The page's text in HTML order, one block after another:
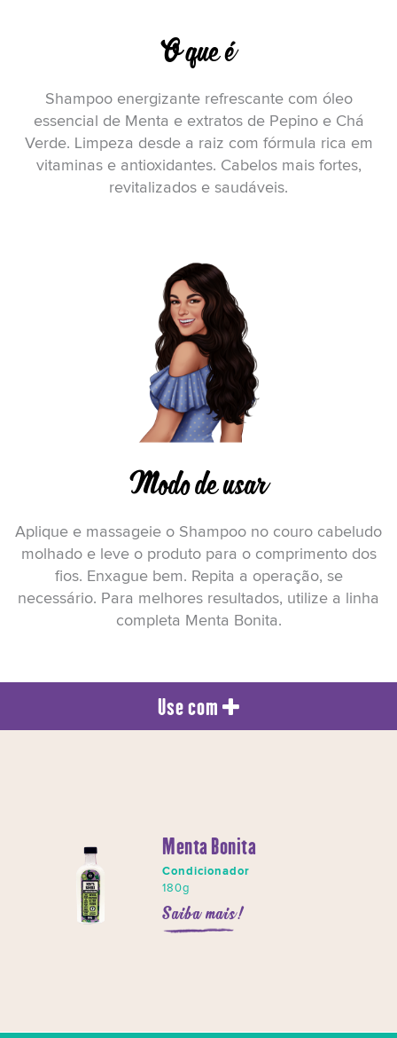
O que é
Shampoo energizante refrescante com óleo
essencial de Menta e extratos de Pepino e Chá
Verde. Limpeza desde a raiz com fórmula rica em
vitaminas e antioxidantes. Cabelos mais fortes,
revitalizados e saudáveis.
Modo de usar
Aplique e massageie o Shampoo no couro cabeludo
molhado e leve o produto para o comprimento dos
fios. Enxague bem. Repita a operação, se
necessário. Para melhores resultados, utilize a linha
completa Menta Bonita.
Use com
Menta Bonita
Condicionador
180g
Saiba mais!